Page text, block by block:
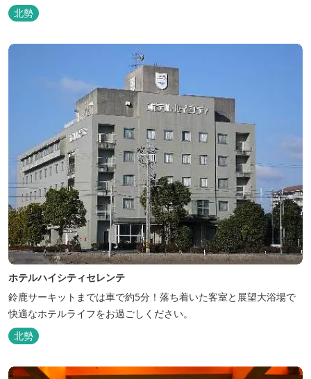
快適なホテルライフをご提供します。
北勢
ホテルハイシティセレンテ
鈴鹿サーキットまでは車で約5分！落ち着いた客室と展望大浴場で
快適なホテルライフをお過ごしください。
北勢